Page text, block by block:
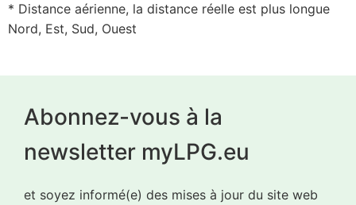
* Distance aérienne, la distance réelle est plus longue
Nord, Est, Sud, Ouest
Abonnez-vous à la
newsletter myLPG.eu
et soyez informé(e) des mises à jour du site web